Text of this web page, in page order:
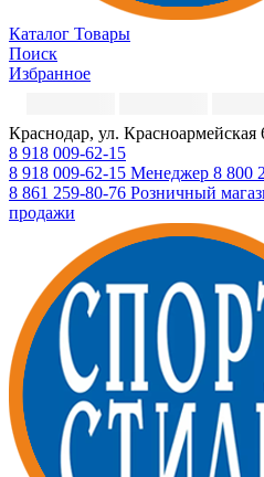
Каталог Товары
Поиск
Избранное
Краснодар, ул. Красноармейская
8 918 009-62-15
8 918 009-62-15 Менеджер 8 800
8 861 259-80-76 Розничный
продажи